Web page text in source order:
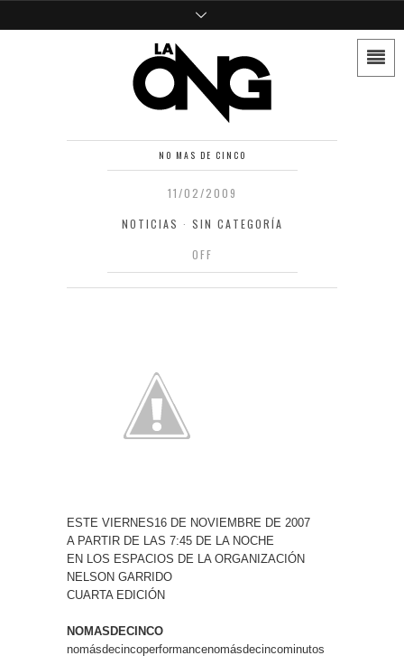
NO MAS DE CINCO
11/02/2009
NOTICIAS · SIN CATEGORÍA
OFF
ESTE VIERNES16 DE NOVIEMBRE DE 2007
A PARTIR DE LAS 7:45 DE LA NOCHE
EN LOS ESPACIOS DE LA ORGANIZACIÓN
NELSON GARRIDO
CUARTA EDICIÓN
NOMASDECINCO
nomásdecincoperformancenomásdecincominutos